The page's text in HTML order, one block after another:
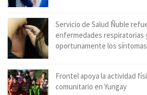
Servicio de Salud Ñuble
enfermedades respiratorias
oportunamente los
Frontel apoya la actividad
comunitario en Yungay